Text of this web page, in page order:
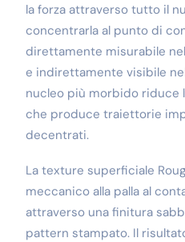
la forza attraverso tutto il
concentrarla al punto di
direttamente misurabile
e indirettamente visibile
nucleo più morbido riduce
che produce traiettorie
decentrati.
La texture superficiale
meccanico alla palla al
attraverso una finitura
pattern stampato. Il